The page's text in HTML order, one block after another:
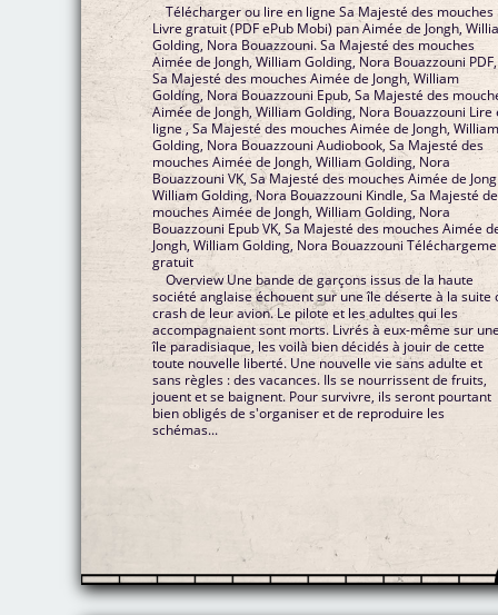
Télécharger ou lire en ligne Sa Majesté des mouches
Livre gratuit (PDF ePub Mobi) pan Aimée de Jongh,
Golding, Nora Bouazzouni. Sa Majesté des mouches
Aimée de Jongh, William Golding, Nora Bouazzouni PDF,
Sa Majesté des mouches Aimée de Jongh, William
Golding, Nora Bouazzouni Epub, Sa Majesté des
Aimée de Jongh, William Golding, Nora Bouazzouni Lire
ligne , Sa Majesté des mouches Aimée de Jongh,
Golding, Nora Bouazzouni Audiobook, Sa Majesté des
mouches Aimée de Jongh, William Golding, Nora
Bouazzouni VK, Sa Majesté des mouches Aimée de
William Golding, Nora Bouazzouni Kindle, Sa Majesté
mouches Aimée de Jongh, William Golding, Nora
Bouazzouni Epub VK, Sa Majesté des mouches Aimée
Jongh, William Golding, Nora Bouazzouni
gratuit
Overview Une bande de garçons issus de la haute
société anglaise échouent sur une île déserte à la suite
crash de leur avion. Le pilote et les adultes qui les
accompagnaient sont morts. Livrés à eux-même sur
île paradisiaque, les voilà bien décidés à jouir de cette
toute nouvelle liberté. Une nouvelle vie sans adulte et
sans règles : des vacances. Ils se nourrissent de fruits,
jouent et se baignent. Pour survivre, ils seront pourtant
bien obligés de s'organiser et de reproduire les
schémas...